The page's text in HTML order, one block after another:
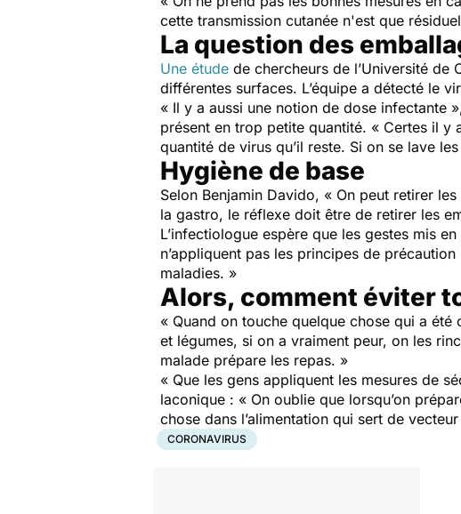
cette transmission cutanée n'est que
La question des
Une étude de chercheurs de l’Université
différentes surfaces. L’équipe a détecté le
« Il y a aussi une notion de dose infectante
présent en trop petite quantité. « Certes il
quantité de virus qu’il reste. Si on se lave
Hygiène de base
Selon Benjamin Davido, « On peut retirer
la gastro, le réflexe doit être de retirer les
L’infectiologue espère que les gestes mis
n’appliquent pas les principes de
maladies. »
Alors, comment éviter
« Quand on touche quelque chose qui a
et légumes, si on a vraiment peur, on les
malade prépare les repas. »
« Que les gens appliquent les mesures de
laconique : « On oublie que lorsqu’on
chose dans l’alimentation qui sert de
CORONAVIRUS